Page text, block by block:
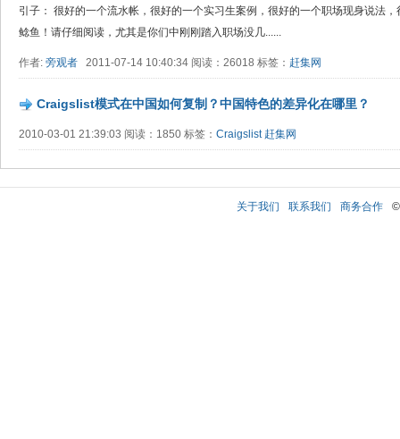
引子： 很好的一个流水帐，很好的一个实习生案例，很好的一个职场现身说法
鲶鱼！请仔细阅读，尤其是你们中刚刚踏入职场没几......
作者: 旁观者 2011-07-14 10:40:34 阅读：26018 标签： 赶集网
Craigslist模式在中国如何复制？中国特色的差异化在哪里？
2010-03-01 21:39:03 阅读：1850 标签： Craigslist 赶集网
关于我们 联系我们 商务合作